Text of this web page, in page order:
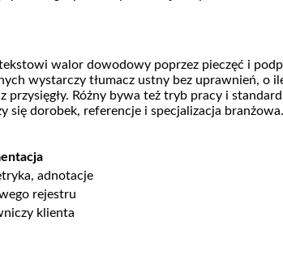
walor dowodowy poprzez pieczęć i
wystarczy tłumacz ustny bez uprawnień, o
Różny bywa też tryb pracy i
dorobek, referencje i specjalizacja
adnotacje
rejestru
klienta